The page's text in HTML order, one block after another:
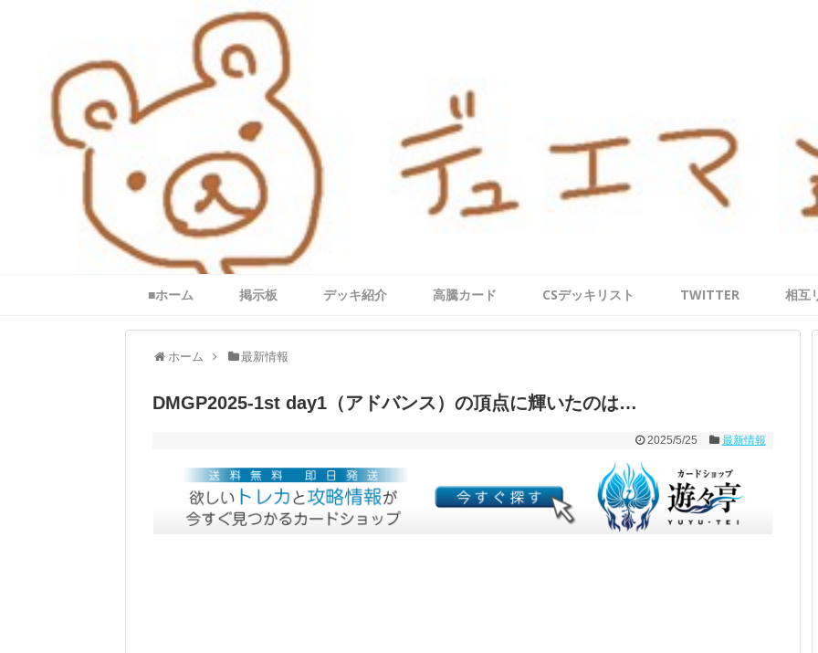
■ホーム 掲示板 デッキ紹介 高騰カード CSデッキリスト TWITTER 相互
ホーム 最新情報
DMGP2025-1st day1（アドバンス）の頂点に輝いたのは…
2025/5/25 最新情報